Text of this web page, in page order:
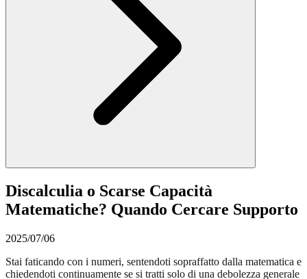
Discalculia o Scarse Capacità
Matematiche? Quando Cercare Supporto
2025/07/06
Stai faticando con i numeri, sentendoti sopraffatto dalla matematica e
chiedendoti continuamente se si tratti solo di una debolezza generale